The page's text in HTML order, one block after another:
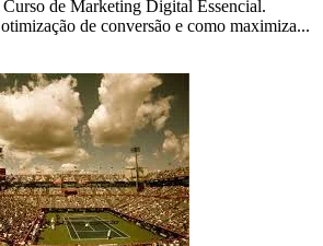
de Marketing Digital Essencial.
de conversão e como maximiza...